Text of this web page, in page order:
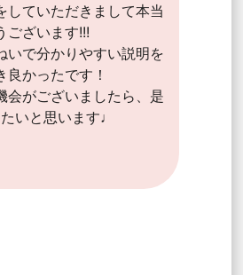
していただきまして本当
ございます!!!
いで分かりやすい説明を
良かったです！
会がございましたら、是
いと思います♩